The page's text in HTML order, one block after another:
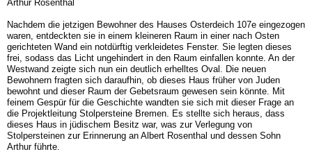
Arthur Rosenthal
Nachdem die jetzigen Bewohner des Hauses Osterdeich 107e eingezogen
waren, entdeckten sie in einem kleineren Raum in einer nach Osten
gerichteten Wand ein notdürftig verkleidetes Fenster. Sie legten dieses
frei, sodass das Licht ungehindert in den Raum einfallen konnte. An der
Westwand zeigte sich nun ein deutlich erhelltes Oval. Die neuen
Bewohnern fragten sich daraufhin, ob dieses Haus früher von Juden
bewohnt und dieser Raum der Gebetsraum gewesen sein könnte. Mit
feinem Gespür für die Geschichte wandten sie sich mit dieser Frage an
die Projektleitung Stolpersteine Bremen. Es stellte sich heraus, dass
dieses Haus in jüdischem Besitz war, was zur Verlegung von
Stolpersteinen zur Erinnerung an Albert Rosenthal und dessen Sohn
Arthur führte.